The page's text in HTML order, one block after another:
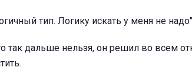
тип. Логику искать у меня не
так дальше нельзя, он решил во всем